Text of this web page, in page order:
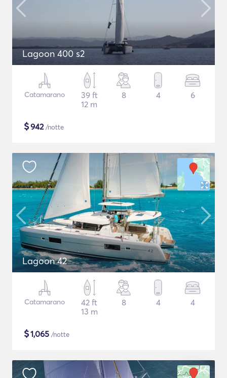
Lagoon 400 s2
Catamarano
39 ft
12 m
8 4 6
$942/notte
Lagoon 42
Catamarano
42 ft
13 m
8 4 4
$1,065 /notte